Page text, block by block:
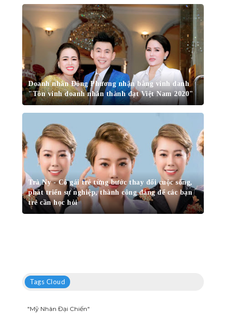
Doanh nhân Đông Phương nhận bằng vinh danh
"Tôn vinh doanh nhân thành đạt Việt Nam 2020"
Trà Ny - Cô gái trẻ từng bước thay đổi cuộc sống,
phát triển sự nghiệp, thành công đáng để các bạn
trẻ cần học hỏi
Tags Cloud
"Mỹ Nhân Đại Chiến"